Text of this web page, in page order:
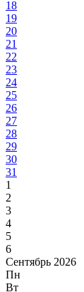
18
19
20
21
22
23
24
25
26
27
28
29
30
31
1
2
3
4
5
6
Сентябрь 2026
Пн
Вт